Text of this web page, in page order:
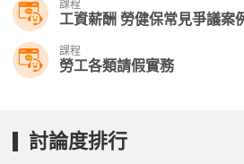
課程
工資薪酬 勞健保常見爭議案
課程
勞工各類請假實務
討論度排行